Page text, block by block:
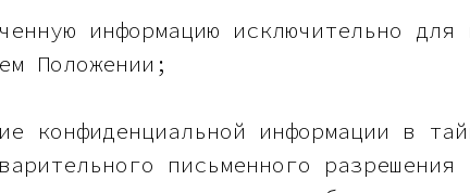
информацию исключительно для
Положении;
конфиденциальной информации в
письменного разрешения